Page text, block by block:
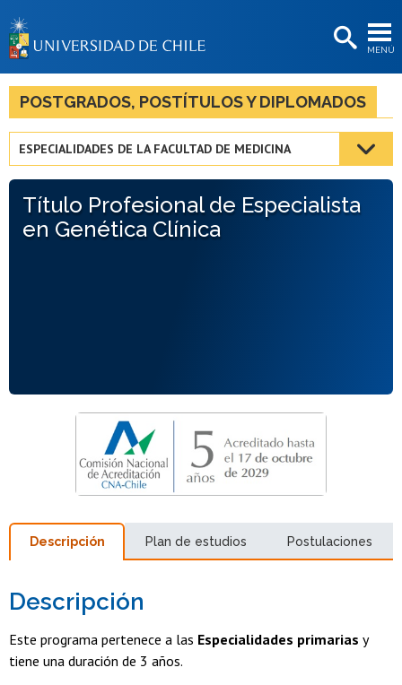
MENÚ
BIBLIOTECAS
LA UNIVERSIDAD
Estudiantes
Académicas/os
Funcionarias/os
POSTGRADOS, POSTÍTULOS Y DIPLOMADOS
ESPECIALIDADES DE LA FACULTAD DE MEDICINA
Título Profesional de Especialista
en Genética Clínica
Descripción Plan de estudios Postulaciones
Descripción
Este programa pertenece a las Especialidades primarias y
tiene una duración de 3 años.